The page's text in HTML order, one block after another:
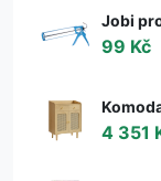
Jobi
99 Kč
4 351